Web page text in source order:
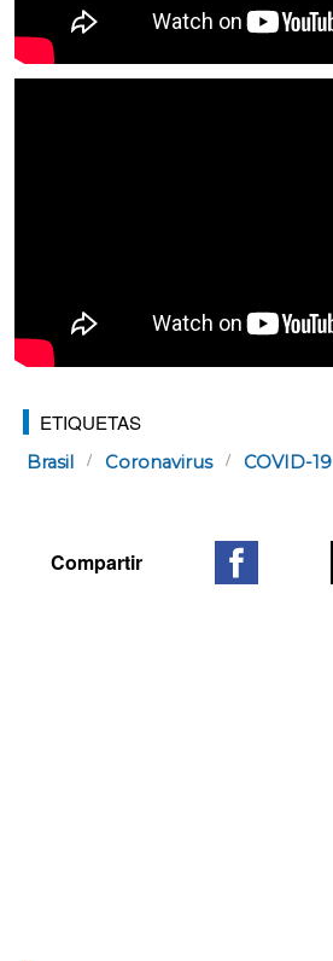
ETIQUETAS
Brasil Coronavirus COVID-19